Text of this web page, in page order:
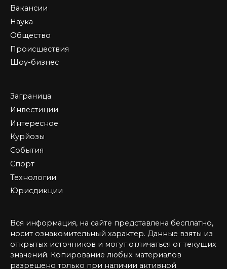
Вакансии
Наука
Общество
Происшествия
Шоу-бизнес
Заграница
Инвестиции
Интересное
Курйозы
События
Спорт
Технологии
Юрисдикции
Вся информация, на сайте представлена бесплатно,
носит ознакомительный характер. Данные взяты из
открытых источников и могут отличаться от текущих
значений. Копирование любых материалов
разрешено только при наличии активной